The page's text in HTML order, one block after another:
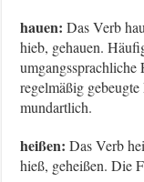
hauen: Das Verb
hieb, gehauen.
umgangssprachliche
regelmäßig
mundartlich.
heißen: Das Verb
hieß, geheißen. Die